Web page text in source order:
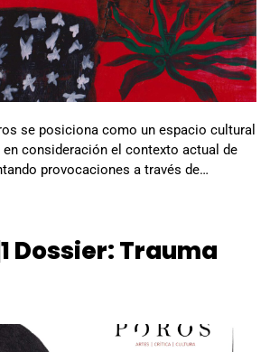
se posiciona como un espacio cultural
consideración el contexto actual de
provocaciones a través de…
Dossier: Trauma